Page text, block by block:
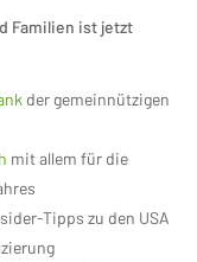
Familien ist jetzt
der gemeinnützigen
mit allem für die
Tipps zu den USA